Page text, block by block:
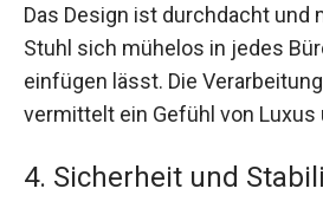
Das Design ist durchdacht und
Stuhl sich mühelos in jedes
einfügen lässt. Die
vermittelt ein Gefühl von Luxus
4. Sicherheit und